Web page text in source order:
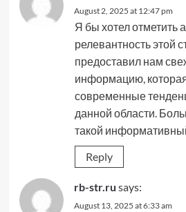
August 2, 2025 at 12:47 pm
Я бы хотел отметить
релевантность этой
предоставил нам
информацию,
современные
данной области.
такой
Reply
rb-str.ru says:
August 13, 2025 at 6:33 am